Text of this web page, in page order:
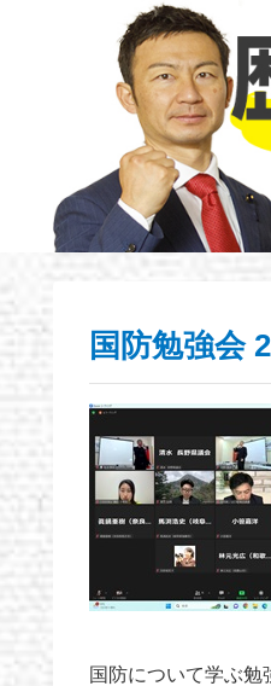
国防勉強会
国防について学ぶ勉